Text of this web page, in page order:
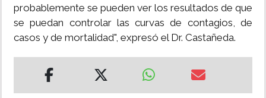
probablemente se pueden ver los resultados de que
se puedan controlar las curvas de contagios, de
casos y de mortalidad", expresó el Dr. Castañeda.